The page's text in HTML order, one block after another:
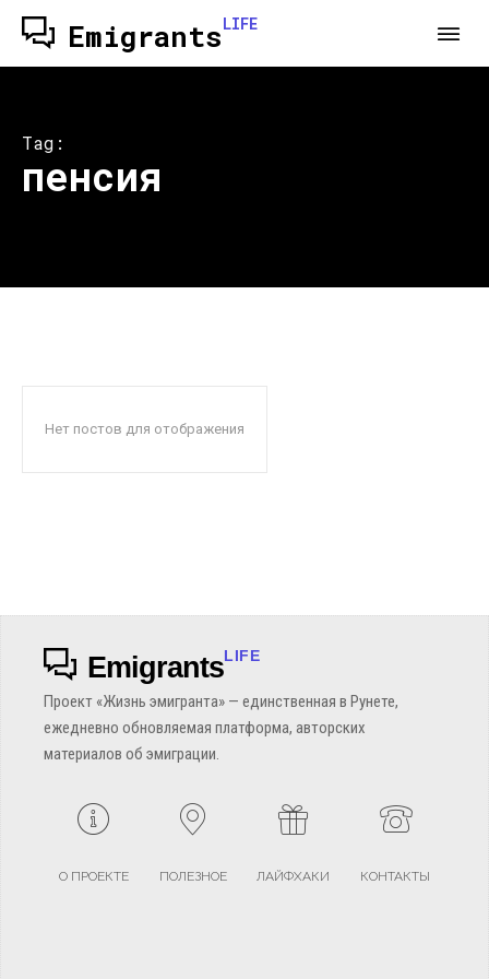
EmigrantsLIFE
Tag:
пенсия
Нет постов для отображения
EmigrantsLIFE
Проект «Жизнь эмигранта» — единственная в Рунете,
ежедневно обновляемая платформа, авторских
материалов об эмиграции.
О ПРОЕКТЕ ПОЛЕЗНОЕ ЛАЙФХАКИ КОНТАКТЫ